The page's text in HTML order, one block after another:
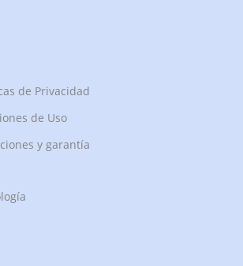
de Privacidad
de Uso
y garantía